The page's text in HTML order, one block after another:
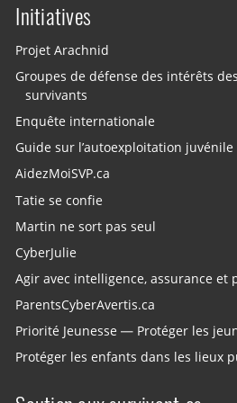
Initiatives
Projet Arachnid
Groupes de défense des intérêts
survivants
Enquête internationale
Guide sur l’autoexploitation juvénile
AidezMoiSVP.ca
Tatie se confie
Martin ne sort pas seul
CyberJulie
Agir avec intelligence, assurance et
ParentsCyberAvertis.ca
Priorité Jeunesse — Protéger les
Protéger les enfants dans les lieux